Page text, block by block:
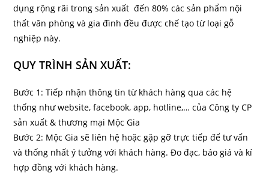
dụng rộng rãi trong sản xuất đến 80% các sản phẩm nội
thất văn phòng và gia đình đều được chế tạo từ loại gỗ
nghiệp này.
QUY TRÌNH SẢN XUẤT:
Bước 1: Tiếp nhận thông tin từ khách hàng qua các hệ
thống như website, facebook, app, hotline,… của Công ty CP
sản xuất & thương mại Mộc Gia
Bước 2: Mộc Gia sẽ liên hệ hoặc gặp gỡ trực tiếp để tư vấn
và thống nhất ý tưởng với khách hàng. Đo đạc, báo giá và kí
hợp đồng với khách hàng.